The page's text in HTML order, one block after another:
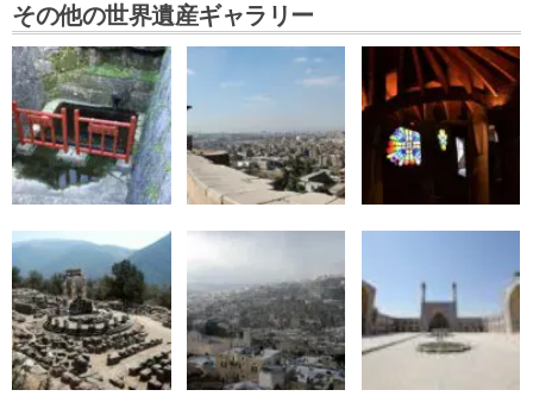
その他の世界遺産ギャラリー